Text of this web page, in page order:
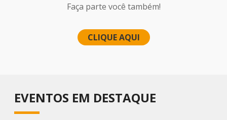
Faça parte você também!
CLIQUE AQUI
EVENTOS EM DESTAQUE